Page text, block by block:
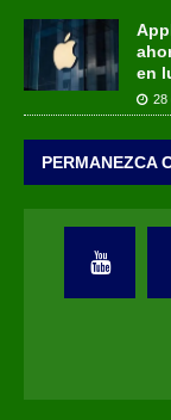
en
28
PERMANEZCA